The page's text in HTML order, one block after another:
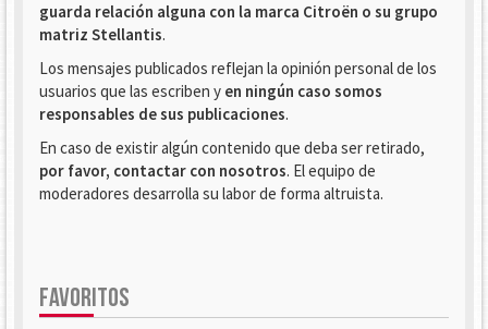
guarda relación alguna con la marca Citroën o su grupo
matriz Stellantis.
Los mensajes publicados reflejan la opinión personal de los
usuarios que las escriben y en ningún caso somos
responsables de sus publicaciones.
En caso de existir algún contenido que deba ser retirado,
por favor, contactar con nosotros. El equipo de
moderadores desarrolla su labor de forma altruista.
FAVORITOS